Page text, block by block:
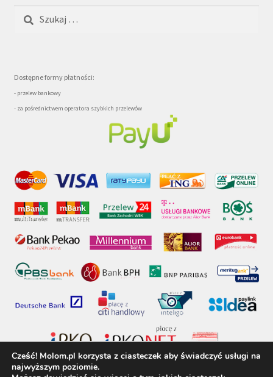
Szukaj:
Dostępne formy płatności:
- przelew bankowy
- za pośrednictwem operatora szybkich przelewów
Cześć! Molom.pl korzysta z ciasteczek aby świadczyć usługi na
najwyższym poziomie.